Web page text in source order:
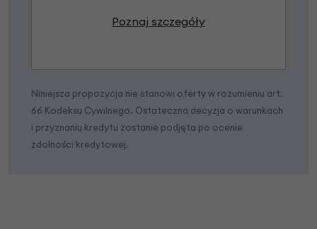
Poznaj szczegóły
Niniejsza propozycja nie stanowi oferty w rozumieniu art.
66 Kodeksu Cywilnego. Ostateczna decyzja o warunkach
i przyznaniu kredytu zostanie podjęta po ocenie
zdolności kredytowej.